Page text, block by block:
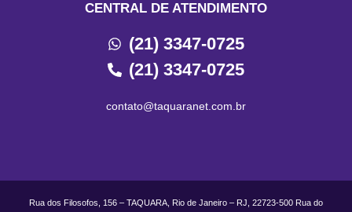
CENTRAL DE ATENDIMENTO
(21) 3347-0725
(21) 3347-0725
contato@taquaranet.com.br
Rua dos Filosofos, 156 – TAQUARA, Rio de Janeiro – RJ, 22723-500 Rua do